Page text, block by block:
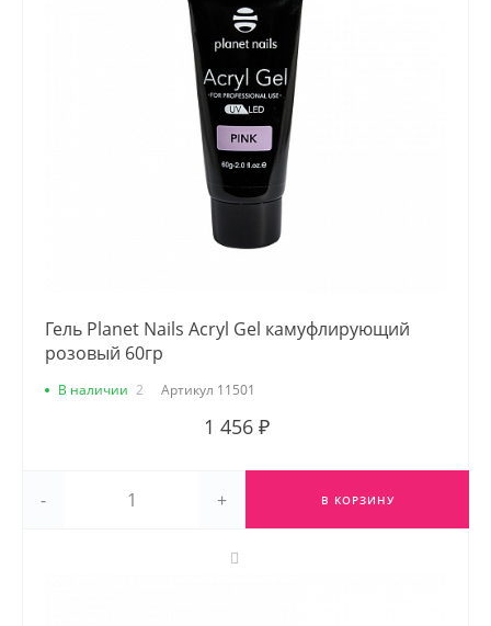
Гель Planet Nails Acryl Gel камуфлирующий
розовый 60гр
В наличии 2 Артикул 11501
1 456 ₽
- + В КОРЗИНУ